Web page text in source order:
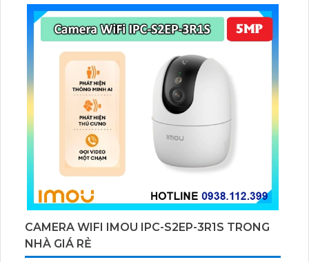
Pin lithium 90Wh kết hợp tấm pin mặt trời cho thời
gian hoạt động dài phù hợp khu vực không có điện
lưới.
CAMERA WIFI IMOU IPC-S2EP-3R1S TRONG
NHÀ GIÁ RẺ